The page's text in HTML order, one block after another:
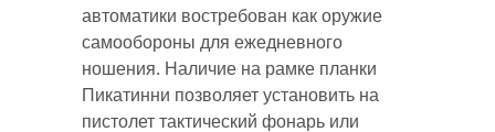
автоматики востребован как оружие
самообороны для ежедневного
ношения. Наличие на рамке планки
Пикатинни позволяет установить на
пистолет тактический фонарь или